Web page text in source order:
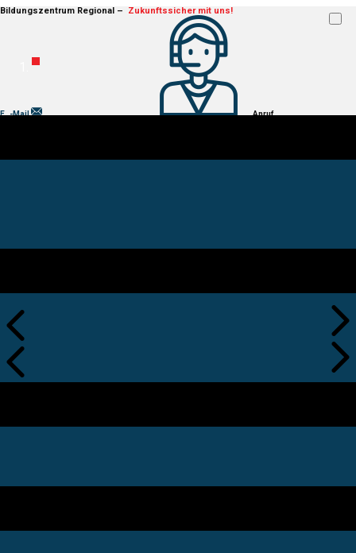
Bildungs​ze​ntru​m Regional – Zukun​ft​ssic​her mit uns!
E-Mail Anruf